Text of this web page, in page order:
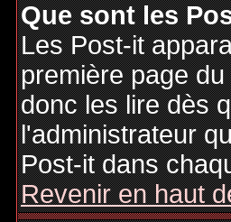
Que sont les
Les Post-it
première page
donc les lire dès
l'administrateur
Post-it dans
Revenir en haut